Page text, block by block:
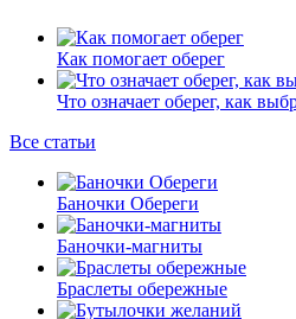
Как помогает оберег
Что означает оберег, как
Все статьи
Баночки Обереги
Баночки-магниты
Браслеты обережные